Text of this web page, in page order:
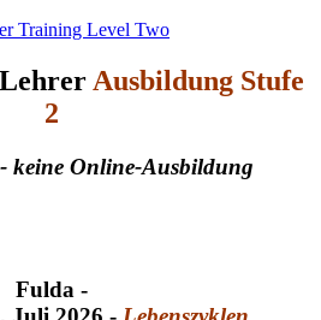
Ausbildung Stufe
2
keine Online-Ausbildung
Fulda -